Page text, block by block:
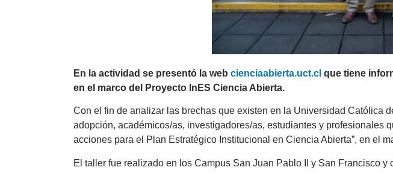
En la actividad se presentó la web cienciaabierta.uct.cl que tiene
en el marco del Proyecto InES Ciencia Abierta.
Con el fin de analizar las brechas que existen en la Universidad Católica
adopción, académicos/as, investigadores/as, estudiantes y profesionales
acciones para el Plan Estratégico Institucional en Ciencia Abierta”, en el
El taller fue realizado en los Campus San Juan Pablo II y San Francisco y